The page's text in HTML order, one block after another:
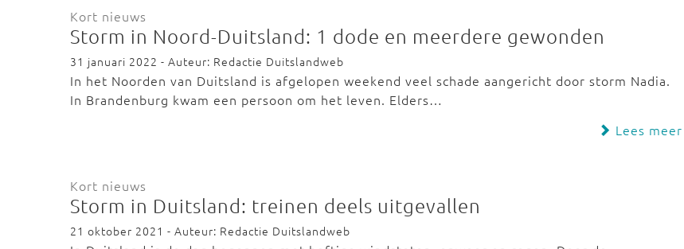
Kort nieuws
Storm in Noord-Duitsland: 1 dode en meerdere gewonden
31 januari 2022 - Auteur: Redactie Duitslandweb
In het Noorden van Duitsland is afgelopen weekend veel schade aangericht door storm Nadia.
In Brandenburg kwam een persoon om het leven. Elders…
Lees meer
Kort nieuws
Storm in Duitsland: treinen deels uitgevallen
21 oktober 2021 - Auteur: Redactie Duitslandweb